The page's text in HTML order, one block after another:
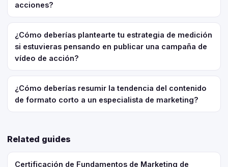
acciones?
¿Cómo deberías plantearte tu estrategia de medición
si estuvieras pensando en publicar una campaña de
vídeo de acción?
¿Cómo deberías resumir la tendencia del contenido
de formato corto a un especialista de marketing?
Related guides
Certificación de Fundamentos de Marketing de